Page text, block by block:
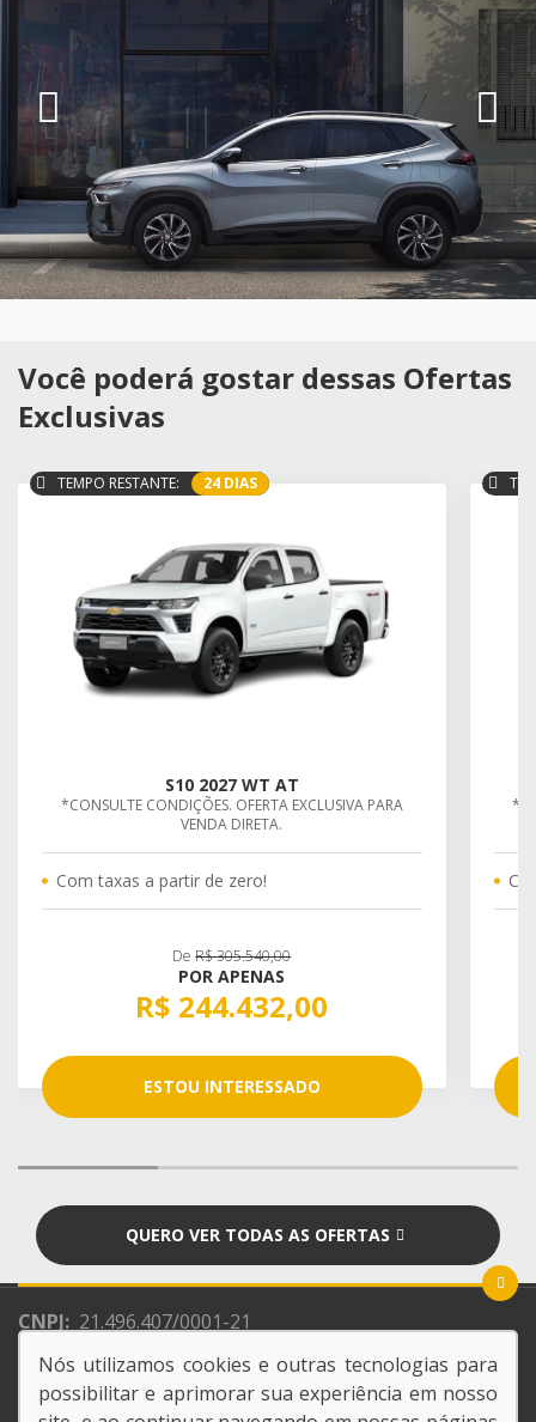
Você poderá gostar dessas Ofertas
Exclusivas
TEMPO RESTANTE: 24 DIAS
S10 2027 WT AT
*CONSULTE CONDIÇÕES. OFERTA EXCLUSIVA PARA
VENDA DIRETA.
Com taxas a partir de zero!
DeR$ 305.540,00
POR APENAS
R$ 244.432,00
ESTOU INTERESSADO
QUERO VER TODAS AS OFERTAS
CNPJ: 21.496.407/0001-21
Razão Social:NACAO CONCESSIONARIA DE VEICULOS
LTDA
Nós utilizamos cookies e outras tecnologias para
possibilitar e aprimorar sua experiência em nosso